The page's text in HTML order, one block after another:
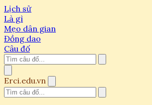
Lịch sử
Là gì
Mẹo dân gian
Đồng dao
Câu đố
Erci.edu.vn